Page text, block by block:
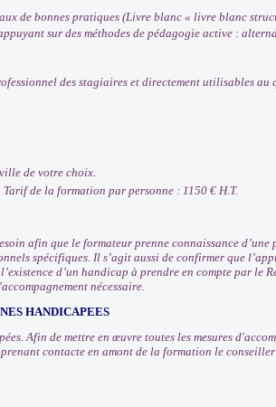
de bonnes pratiques (Livre blanc « livre blanc
sur des méthodes de pédagogie active :
des stagiaires et directement utilisables au
de votre choix.
de la formation par personne : 1150 € H.T.
afin que le formateur prenne connaissance d’une
spécifiques. Il s’agit aussi de confirmer que
d’un handicap à prendre en compte par le
nécessaire.
HANDICAPEES
Afin de mettre en œuvre toutes les mesures
contacte en amont de la formation le